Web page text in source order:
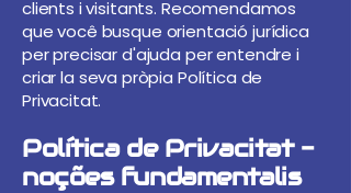
clients i visitants. Recomendamos
que você busque orientació jurídica
per precisar d'ajuda per entendre i
criar la seva pròpia Política de
Privacitat.
Política de Privacitat -
noções fundamentalis